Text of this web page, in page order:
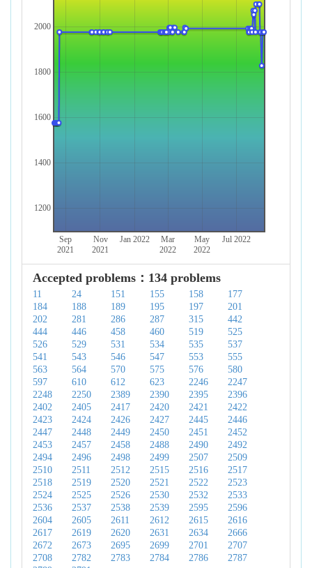
Sep
2021
Nov
2021
Jan 2022
Mar
2022
May
2022
Jul 2022
1200
1400
1600
1800
2000
Accepted problems：134 problems
11 24 151 155 158
177
184
188 189 195 197
201
202
281 286 287 315
442
444
446 458 460 519
525
526
529 531 534 535
537
541
543 546 547 553
555
563
564 570 575 576
580
597
610 612 623 2246
2247
2248
2250 2389 2390 2395
2396
2402
2405 2417 2420 2421
2422
2423
2424 2426 2427 2445
2446
2447
2448 2449 2450 2451
2452
2453
2457 2458 2488 2490
2492
2494
2496 2498 2499 2507
2509
2510
2511 2512 2515 2516
2517
2518
2519 2520 2521 2522
2523
2524
2525 2526 2530 2532
2533
2536
2537 2538 2539 2595
2596
2604
2605 2611 2612 2615
2616
2617
2619 2620 2631 2634
2666
2672
2673 2695 2699 2701
2707
2708
2782 2783 2784 2786
2787